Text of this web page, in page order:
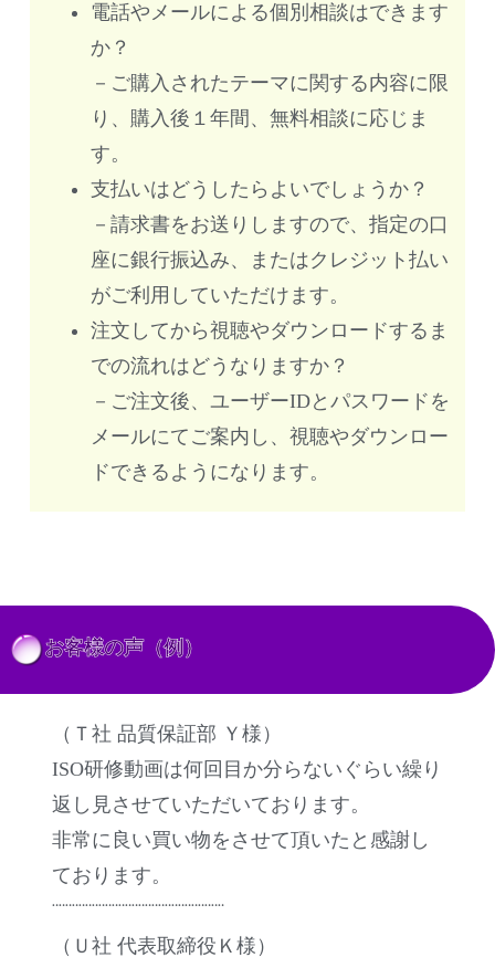
電話やメールによる個別相談はできます
か？
－ご購入されたテーマに関する内容に限
り、購入後１年間、無料相談に応じま
す。
支払いはどうしたらよいでしょうか？
－請求書をお送りしますので、指定の口
座に銀行振込み、またはクレジット払い
がご利用していただけます。
注文してから視聴やダウンロードするま
での流れはどうなりますか？
－ご注文後、ユーザーIDとパスワードを
メールにてご案内し、視聴やダウンロー
ドできるようになります。
お客様の声（例）
（Ｔ社 品質保証部 Ｙ様）
ISO研修動画は何回目か分らないぐらい繰り
返し見させていただいております。
非常に良い買い物をさせて頂いたと感謝し
ております。
¨¨¨¨¨¨¨¨¨¨¨¨¨¨¨¨¨¨¨¨¨¨¨¨¨¨
（Ｕ社 代表取締役Ｋ様）